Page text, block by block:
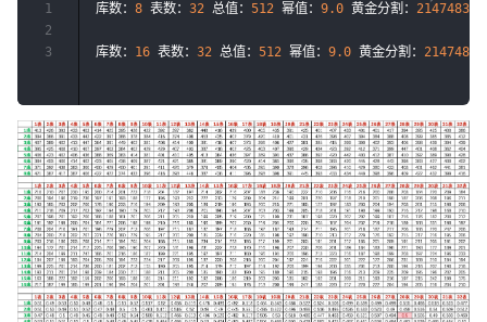
库数： 8 表数： 32 总值： 512 幂值： 9.0 黄金分割：
库数： 16 表数： 32 总值： 512 幂值： 9.0 黄金分割：
1
2
3